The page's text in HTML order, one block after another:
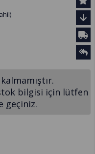
bilgisi için lütfen
geçiniz.